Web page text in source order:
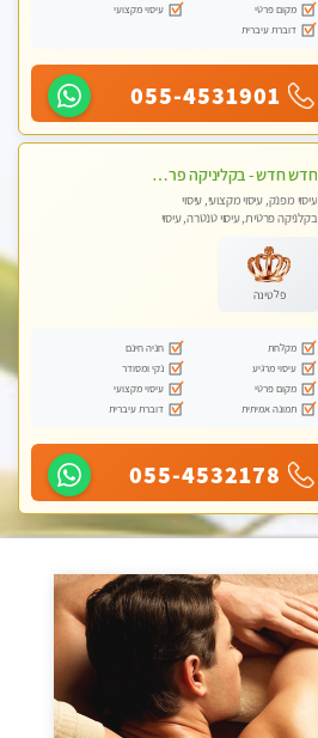
מקום פרטי
עיסוי מקצועי
דוברת עיברית
055-4531901
חדש חדש - בקליניקה פרטית בחיפה עיסוי לחידוש אנרגיות עיסוי חלומי מומלץ מאוד !
עיסוי מפנק, עיסוי מקצועי, עיסוי
בקלניקה פרטית, עיסוי טנטרה, עיסוי
פלטינה
מקלחת
חניה חינם
עיסוי מרגיע
נקי ומסודר
מקום פרטי
עיסוי מקצועי
תמונה אמיתית
דוברת עיברית
055-4532178